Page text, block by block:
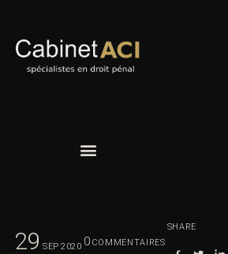
29 SEP 2020 0 COMMENTAIRES
SHARE